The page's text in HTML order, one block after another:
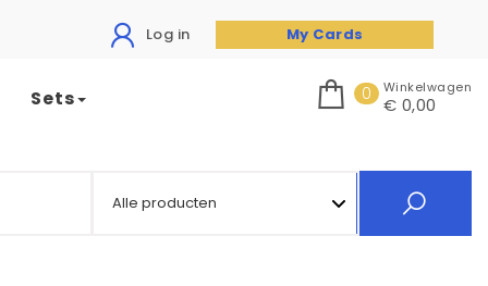
Log in My Cards
Sets 0 Winkelwagen
€ 0,00